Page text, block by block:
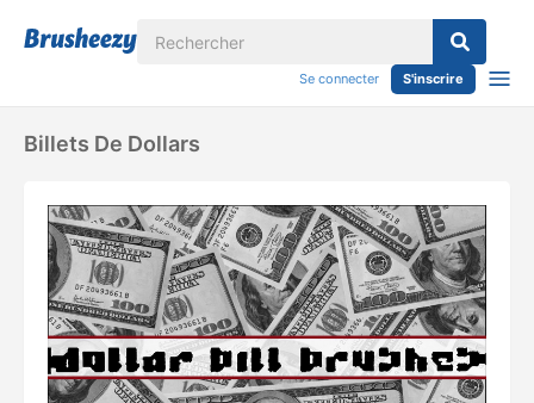
Se connecter S'inscrire
Billets De Dollars